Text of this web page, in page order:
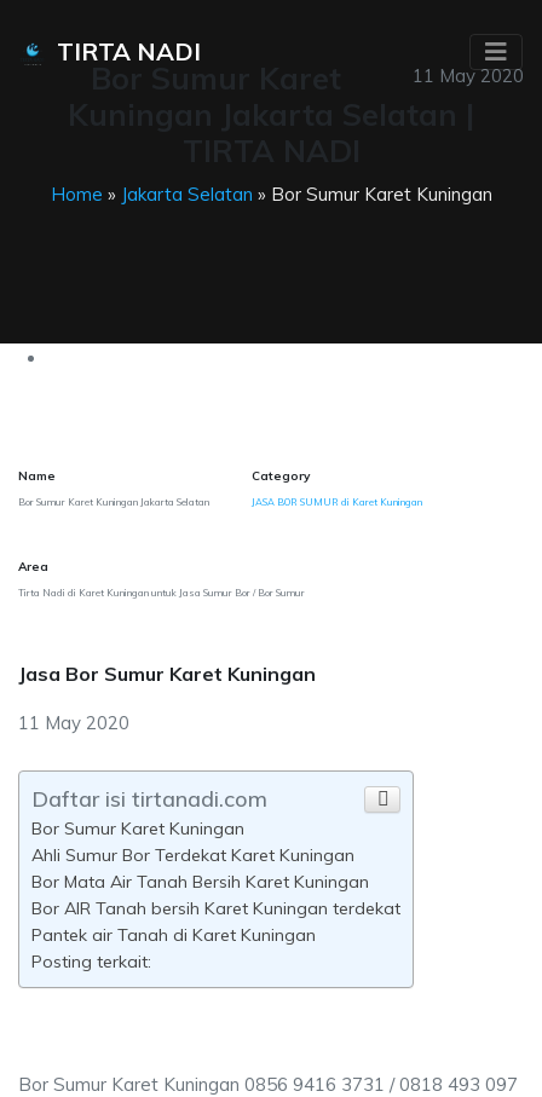
TIRTA NADI
11 May 2020
Home » Jakarta Selatan » Bor Sumur Karet Kuningan
Name
Bor Sumur Karet Kuningan Jakarta Selatan
Category
JASA BOR SUMUR di Karet Kuningan
Area
Tirta Nadi di Karet Kuningan untuk Jasa Sumur Bor / Bor Sumur
Jasa Bor Sumur Karet Kuningan
11 May 2020
Daftar isi tirtanadi.com
Bor Sumur Karet Kuningan
Ahli Sumur Bor Terdekat Karet Kuningan
Bor Mata Air Tanah Bersih Karet Kuningan
Bor AIR Tanah bersih Karet Kuningan terdekat
Pantek air Tanah di Karet Kuningan
Posting terkait:
Bor Sumur Karet Kuningan 0856 9416 3731 / 0818 493 097